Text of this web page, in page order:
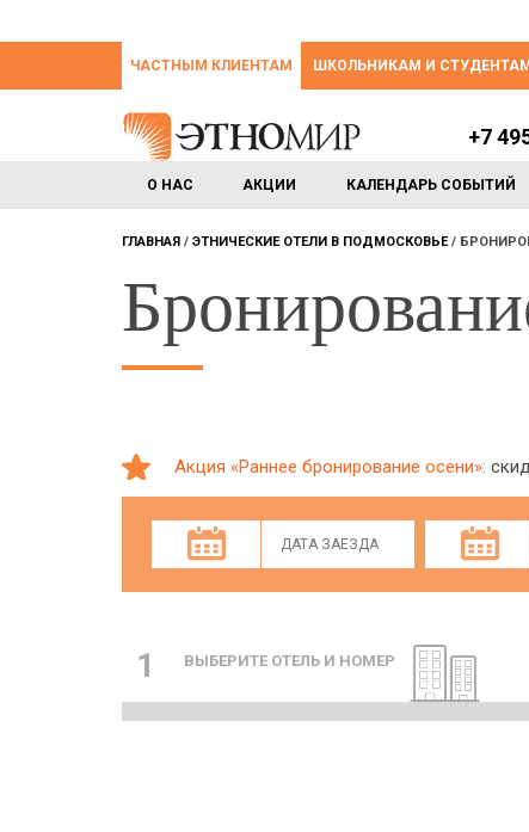
ЧАСТНЫМ КЛИЕНТАМ ШКОЛЬНИКАМ И СТУДЕНТАМ
О НАС АКЦИИ КАЛЕНДАРЬ СОБЫТИЙ
+7
ГЛАВНАЯ ЭТНИЧЕСКИЕ ОТЕЛИ В ПОДМОСКОВЬЕ
Акция «Раннее бронирование осени»:
1 ВЫБЕРИТЕ ОТЕЛЬ И НОМЕР